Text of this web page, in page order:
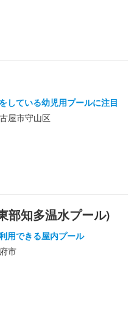
している幼児用プールに注目
屋市守山区
部知多温水プール)
用できる屋内プール
市